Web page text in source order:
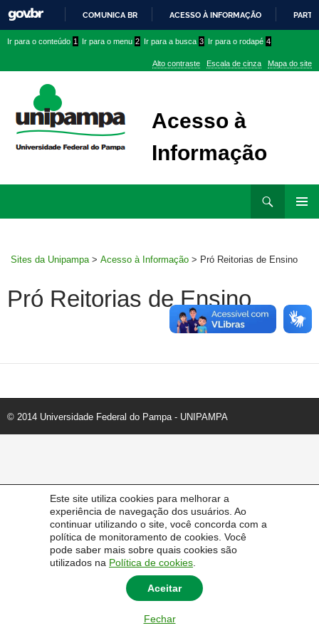
Este site utiliza cookies para melhorar a
experiência de navegação dos usuários. Ao
continuar utilizando o site, você concorda com a
política de monitoramento de cookies. Você
pode saber mais sobre quais cookies são
utilizados na Política de cookies
Aceitar
Fechar
PARA
CONTEÚDO
COMUNICA BR ACESSO À INFORMAÇÃO
conteúdo
menu
superior
menu
Ir para o conteúdo 1 Ir para o menu 2 Ir para a busca 3 Ir para o rodapé 4
Alto contraste Escala de cinza Mapa do site
Acesso à
Informação
Sites da Unipampa > Acesso à Informação > Pró Reitorias de Ensino
Pró Reitorias de Ensino
© 2014 Universidade Federal do Pampa - UNIPAMPA